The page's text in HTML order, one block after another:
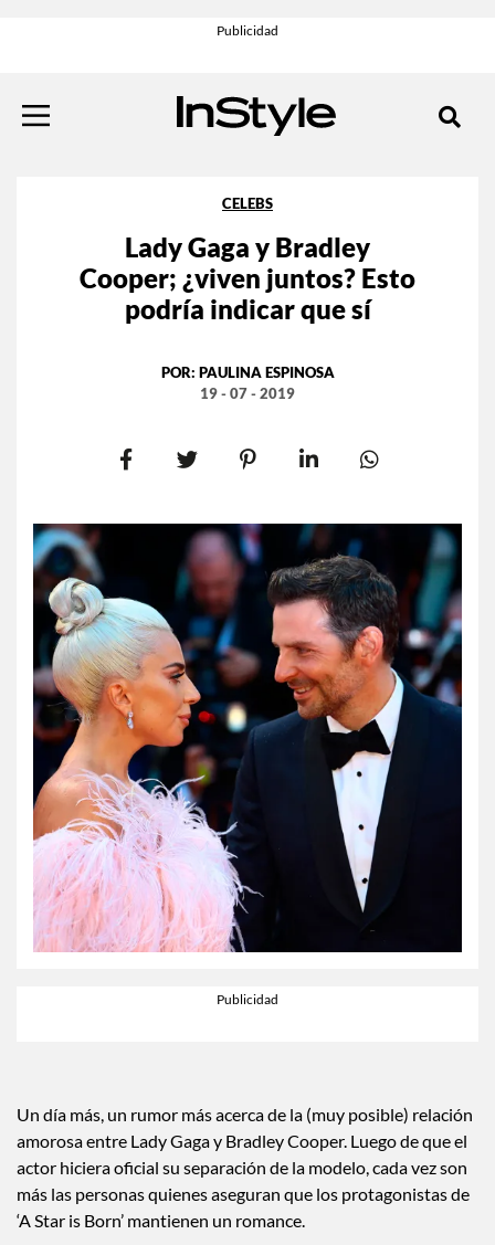
CELEBS
Lady Gaga y Bradley
Cooper; ¿viven juntos? Esto
podría indicar que sí
POR: PAULINA ESPINOSA
19 - 07 - 2019
Un día más, un rumor más acerca de la (muy posible) relación
amorosa entre Lady Gaga y Bradley Cooper. Luego de que el
actor hiciera oficial su separación de la modelo, cada vez son
más las personas quienes aseguran que los protagonistas de
‘A Star is Born’ mantienen un romance.